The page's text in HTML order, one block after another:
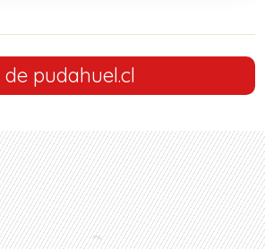
de pudahuel.cl